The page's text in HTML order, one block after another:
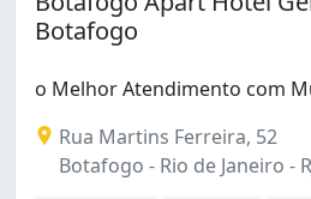
Caju (1)
Campinho (1)
Centro (1)
Freguesia (Jacarepaguá) (1)
Glória (1)
Grajaú (2)
Botafogo
o Melhor Atendimento com
Rua Martins Ferreira, 52
Botafogo - Rio de Janeiro -